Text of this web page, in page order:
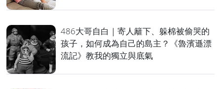
486大哥自白｜寄人籬下、躲棉被偷哭的
孩子，如何成為自己的島主？《魯濱遜漂
流記》教我的獨立與底氣